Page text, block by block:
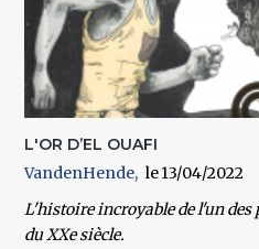
L'OR D’EL OUAFI
VandenHende
13/04/2022
L'histoire incroyable de l'un
du XXe siècle.